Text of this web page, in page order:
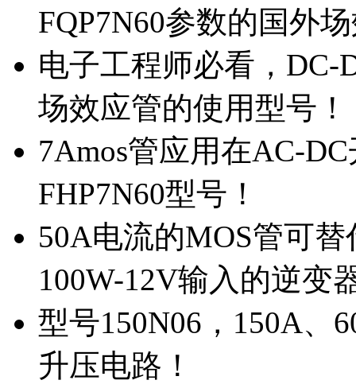
FQP7N60参数的国外
电子工程师必看，DC-
场效应管的使用型号！
7Amos管应用在AC-
FHP7N60型号！
50A电流的MOS管可
100W-12V输入的逆变
型号150N06，150A、
升压电路！